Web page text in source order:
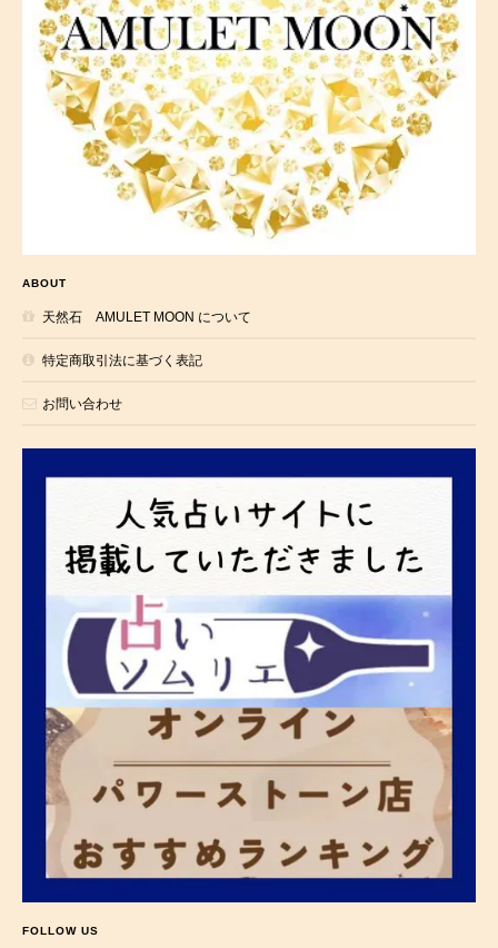
ABOUT
天然石 AMULET MOON について
特定商取引法に基づく表記
お問い合わせ
FOLLOW US